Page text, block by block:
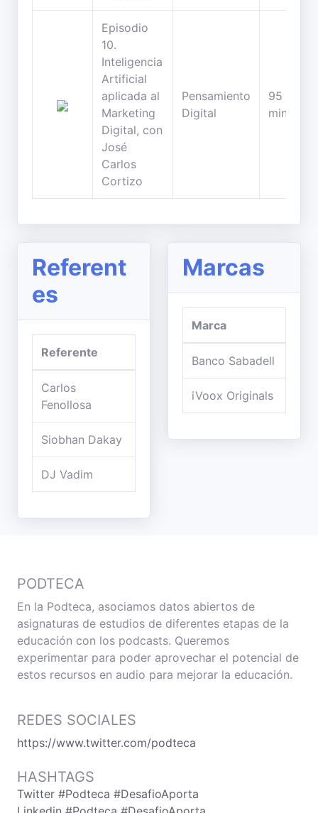
Episodio
10.
Inteligencia
Artificial
aplicada al
Marketing
Digital, con
José
Carlos
Cortizo
Pensamiento
Digital
95
minutos
Referent
es
Referente
Carlos
Fenollosa
Siobhan Dakay
DJ Vadim
Marcas
Marca
Banco Sabadell
iVoox Originals
PODTECA
En la Podteca, asociamos datos abiertos de
asignaturas de estudios de diferentes etapas de la
educación con los podcasts. Queremos
experimentar para poder aprovechar el potencial de
estos recursos en audio para mejorar la educación.
REDES SOCIALES
https://www.twitter.com/podteca
HASHTAGS
Twitter #Podteca #DesafioAporta